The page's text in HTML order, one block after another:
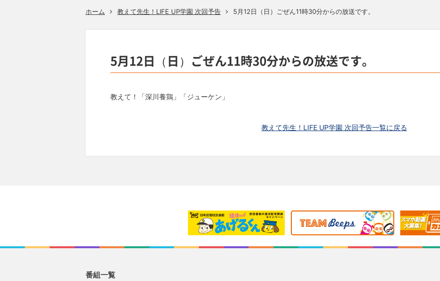
ホーム 教えて先生！LIFE UP学園 次回予告 5月12日（日）ごぜん11時30分からの放送です。
5月12日（日）ごぜん11時30分からの放送です。
教えて！「深川養鶏」「ジューケン」
教えて先生！LIFE UP学園 次回予告一覧に戻る
番組一覧